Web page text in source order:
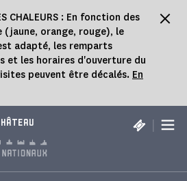
CHALEURS : En fonction des
(jaune, orange, rouge), le
adapté, les remparts
et les horaires d'ouverture du
peuvent être décalés. En
|